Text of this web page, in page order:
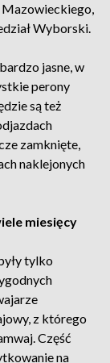
Mazowieckiego,
Wyborski.
jasne, w
perony
są też
zamknięte,
naklejonych
miesięcy
tylko
z którego
Część
na